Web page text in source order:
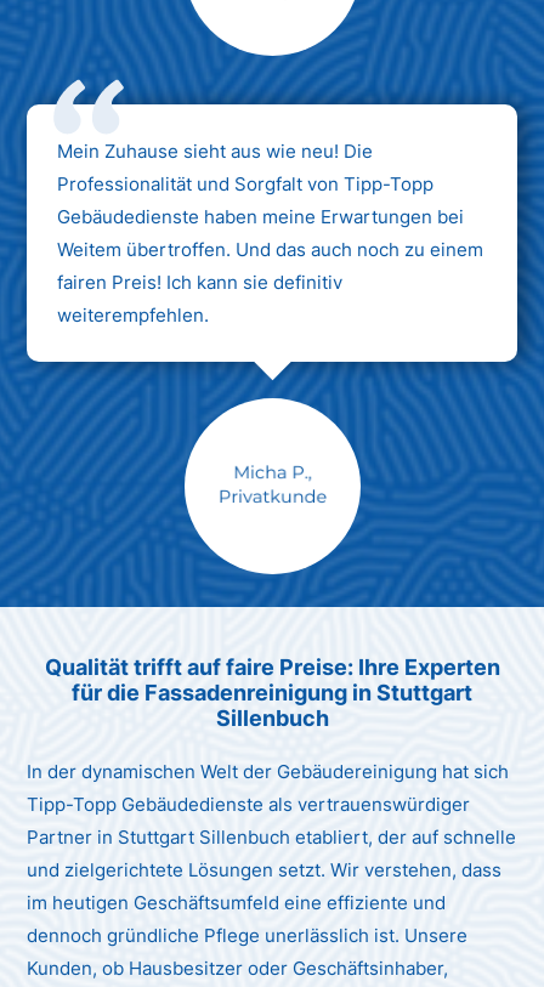
Max Mustermann
Unternehmen AG
Mein Zuhause sieht aus wie neu! Die
Professionalität und Sorgfalt von Tipp-Topp
Gebäudedienste haben meine Erwartungen bei
Weitem übertroffen. Und das auch noch zu einem
fairen Preis! Ich kann sie definitiv
weiterempfehlen.
Max Mustermann
Qualität trifft auf faire Preise: Ihre Experten
für die Fassadenreinigung in Stuttgart
Sillenbuch
In der dynamischen Welt der Gebäudereinigung hat sich
Tipp-Topp Gebäudedienste als vertrauenswürdiger
Partner in Stuttgart Sillenbuch etabliert, der auf schnelle
und zielgerichtete Lösungen setzt. Wir verstehen, dass
im heutigen Geschäftsumfeld eine effiziente und
dennoch gründliche Pflege unerlässlich ist. Unsere
Kunden, ob Hausbesitzer oder Geschäftsinhaber,